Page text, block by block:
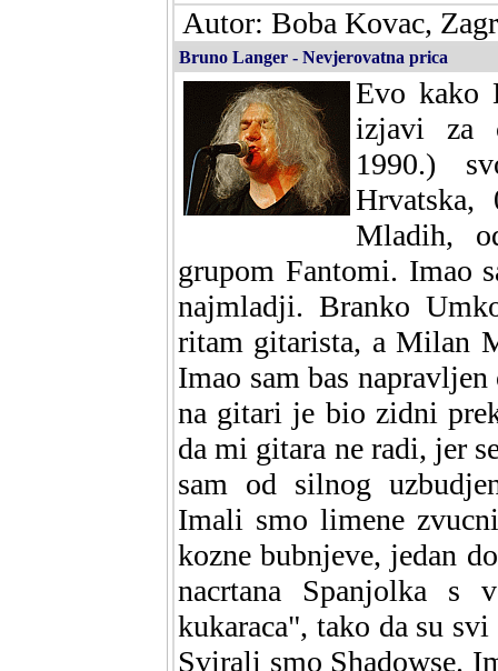
Autor: Boba Kovac,
Bruno Langer - Nevjerovatna prica
Evo kako
izjavi za
1990.)
Mladih,
grupom Fantomi. Imao
najmladji. Branko
ritam gitarista, a Milan
Imao sam bas
na gitari je bio zidni
da mi gitara ne radi, jer
sam od silnog
Imali smo limene
kozne bubnjeve, jedan
nacrtana Spanjolka
kukaraca", tako da su
Svirali smo Shadowse.